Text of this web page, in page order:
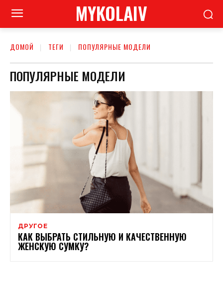
MYKOLAIV
ДОМОЙ ТЕГИ ПОПУЛЯРНЫЕ МОДЕЛИ
ПОПУЛЯРНЫЕ МОДЕЛИ
ДРУГОЕ
КАК ВЫБРАТЬ СТИЛЬНУЮ И КАЧЕСТВЕННУЮ
ЖЕНСКУЮ СУМКУ?